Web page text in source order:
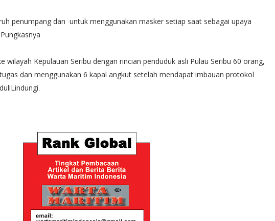
penumpang dan untuk menggunakan masker setiap saat sebagai upaya
wilayah Kepulauan Seribu dengan rincian penduduk asli Pulau Seribu 60 orang,
dan menggunakan 6 kapal angkut setelah mendapat imbauan protokol